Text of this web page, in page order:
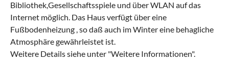
Bibliothek,Gesellschaftsspiele und über WLAN auf das
Internet möglich. Das Haus verfügt über eine
Fußbodenheizung , so daß auch im Winter eine behagliche
Atmosphäre gewährleistet ist.
Weitere Details siehe unter "Weitere Informationen".